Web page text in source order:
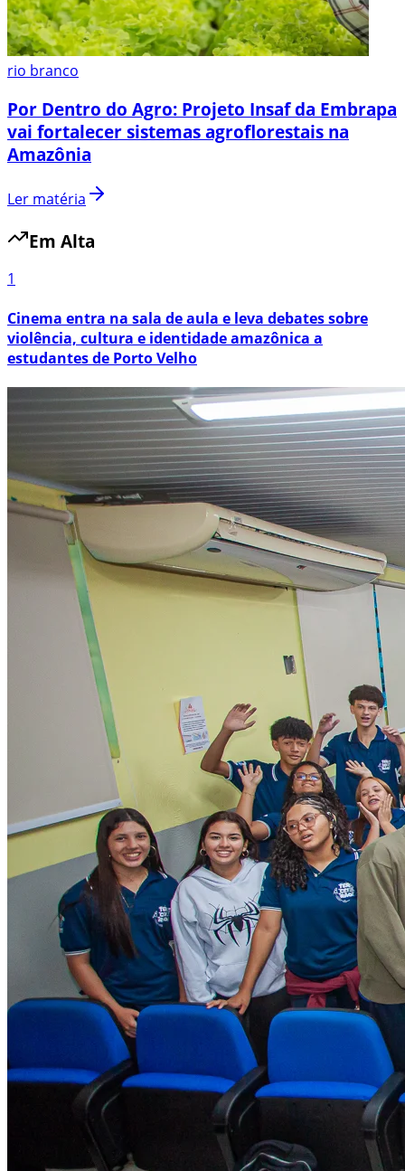
rio branco
Por Dentro do Agro: Projeto Insaf da Embrapa
vai fortalecer sistemas agroflorestais na
Amazônia
Ler matéria
Em Alta
1
Cinema entra na sala de aula e leva debates sobre
violência, cultura e identidade amazônica a
estudantes de Porto Velho